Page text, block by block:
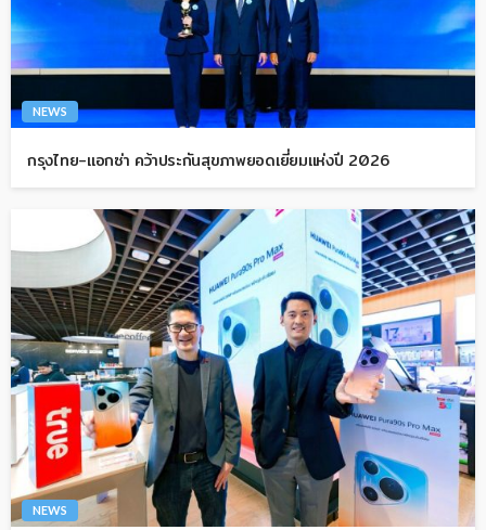
NEWS
กรุงไทย-แอกซ่า คว้าประกันสุขภาพยอดเยี่ยมแห่งปี 2026
NEWS